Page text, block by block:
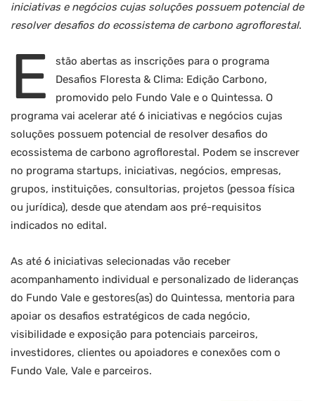
iniciativas e negócios cujas soluções possuem potencial de
resolver desafios do ecossistema de carbono agroflorestal.
E
stão abertas as inscrições para o programa
Desafios Floresta & Clima: Edição Carbono,
promovido pelo Fundo Vale e o Quintessa. O
programa vai acelerar até 6 iniciativas e negócios cujas
soluções possuem potencial de resolver desafios do
ecossistema de carbono agroflorestal. Podem se inscrever
no programa startups, iniciativas, negócios, empresas,
grupos, instituições, consultorias, projetos (pessoa física
ou jurídica), desde que atendam aos pré-requisitos
indicados no edital.
As até 6 iniciativas selecionadas vão receber
acompanhamento individual e personalizado de lideranças
do Fundo Vale e gestores(as) do Quintessa, mentoria para
apoiar os desafios estratégicos de cada negócio,
visibilidade e exposição para potenciais parceiros,
investidores, clientes ou apoiadores e conexões com o
Fundo Vale, Vale e parceiros.